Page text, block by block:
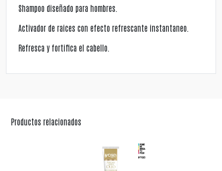
Shampoo diseñado para hombres.
Activador de raices con efecto refrescante instantaneo.
Refresca y fortifica el cabello.
Productos relacionados